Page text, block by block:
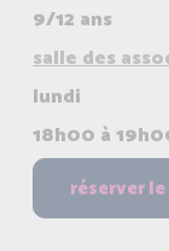
9/12 ans
salle des
lundi
18h00 à